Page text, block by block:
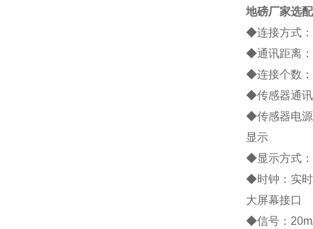
地磅厂家选
◆连接方式：
◆通讯距离
◆连接个数：
◆传感器通
◆传感器电
显示
◆显示方式：
◆时钟：实
大屏幕接口
◆信号：